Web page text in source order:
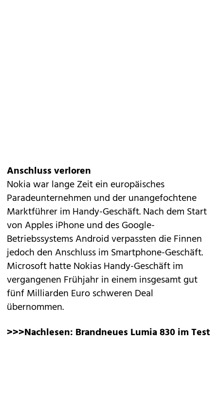
Anschluss verloren
Nokia war lange Zeit ein europäisches
Paradeunternehmen und der unangefochtene
Marktführer im Handy-Geschäft. Nach dem Start
von ApplesiPhoneund des Google-
BetriebssystemsAndroidverpassten die Finnen
jedoch den Anschluss im Smartphone-Geschäft.
Microsoft hatte Nokias Handy-Geschäft im
vergangenen Frühjahr in einem insgesamt gut
fünf Milliarden Euro schweren Deal
übernommen.
>>>Nachlesen: Brandneues Lumia 830 im Test